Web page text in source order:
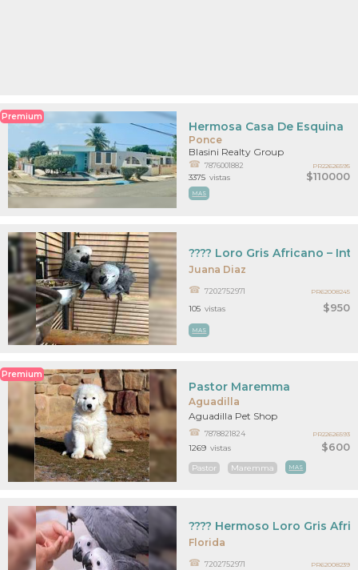
Premium
Ponce
$110000
Hermosa Casa De Esquina
Blasini Realty Group
7876001882
MAS
3375 vistas
PR22626595
Juana Diaz
$950
???? Loro Gris Africano –
7202752971
MAS
105 vistas
PR62008245
Premium
Aguadilla
$600
Pastor Maremma
Aguadilla Pet Shop
7878821824
Pastor Maremma MAS
1269 vistas
PR22626593
Florida
???? Hermoso Loro Gris
7202752971 PR62008239